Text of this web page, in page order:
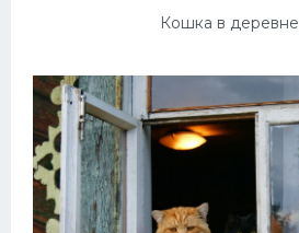
Кошка в деревне